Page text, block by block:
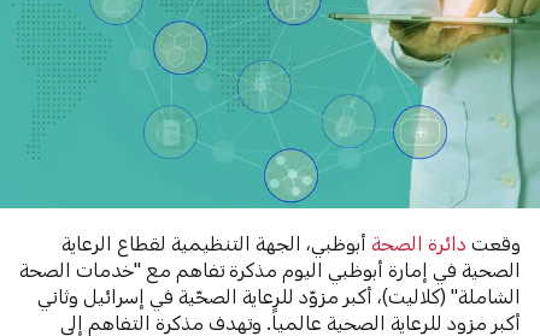
وقعتدائرة الصحةأبوظبي، الجهة التنظيمية لقطاع الرعاية
الصحية في إمارة أبوظبي اليوم مذكرة تفاهم مع "خدمات الصحة
الشاملة" (كلاليت)، أكبر مزوّد للرعاية الصحّية في إسرائيل وثاني
أكبر مزود للرعاية الصحية عالمياً. وتهدف مذكرة التفاهم إلى